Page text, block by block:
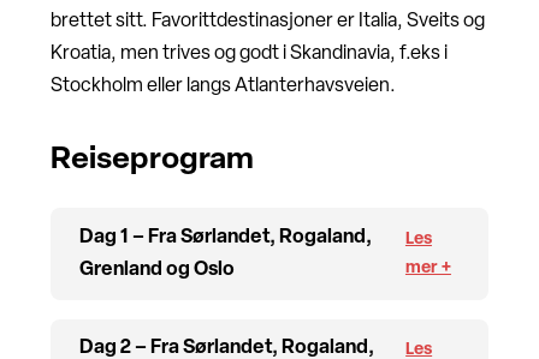
brettet sitt. Favorittdestinasjoner er Italia, Sveits og
Kroatia, men trives og godt i Skandinavia, f.eks i
Stockholm eller langs Atlanterhavsveien.
Reiseprogram
Dag 1 – Fra Sørlandet, Rogaland,
Grenland og Oslo
Dag 2 – Fra Sørlandet, Rogaland,